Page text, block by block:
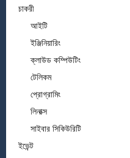
চাকরী
আইটি
ইঞ্জিনিয়ারিং
ক্লাউড কম্পিউটিং
টেলিকম
প্রোগ্রামিং
লিনাক্স
সাইবার সিকিউরিটি
ইভেন্ট